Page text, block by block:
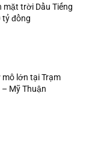
mặt trời Dầu Tiếng
tỷ đồng
lớn tại Trạm
Mỹ Thuận